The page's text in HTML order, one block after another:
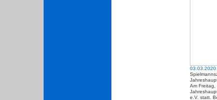
03.03.2020
Am
e.V. statt.